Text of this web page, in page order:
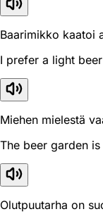
Baarimikko kaatoi
I prefer a light
Miehen mielestä
The beer garden
Olutpuutarha on